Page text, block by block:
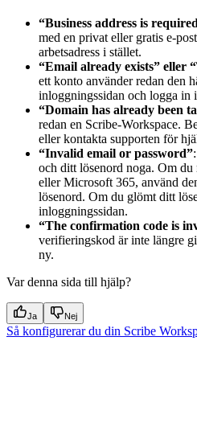
“Business address is
med en privat eller gratis e-
arbetsadress i stället.
“Email already exists” eller
ett konto använder redan den
inloggningssidan och logga in
“Domain has already been
redan en Scribe-Workspace.
eller kontakta supporten för
“Invalid email or password”
och ditt lösenord noga. Om
eller Microsoft 365, använd
lösenord. Om du glömt ditt
inloggningssidan.
“The confirmation code is
verifieringskod är inte längre
ny.
Var denna sida till hjälp?
Ja Nej
Så konfigurerar du din Scribe